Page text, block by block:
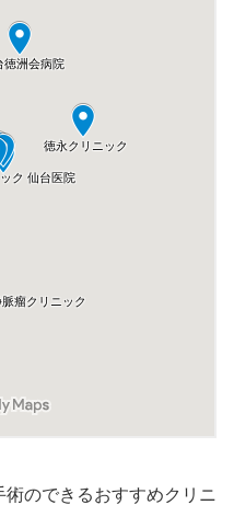
のできるおすすめクリニ